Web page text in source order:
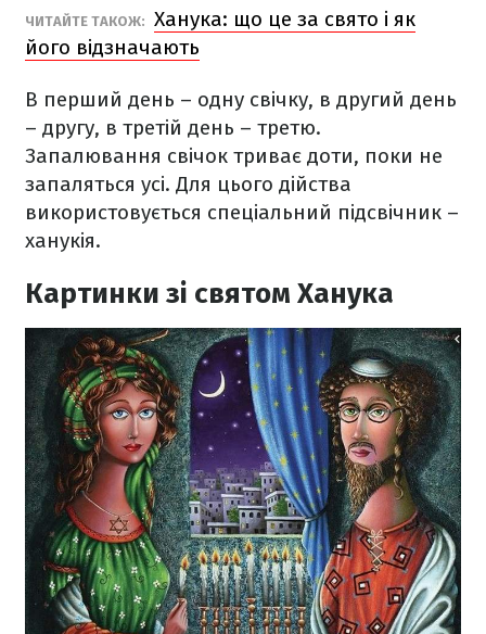
ЧИТАЙТЕ ТАКОЖ: Ханука: що це за свято і як
його відзначають
В перший день – одну свічку, в другий день
– другу, в третій день – третю.
Запалювання свічок триває доти, поки не
запаляться усі. Для цього дійства
використовується спеціальний підсвічник –
ханукія.
Картинки зі святом Ханука